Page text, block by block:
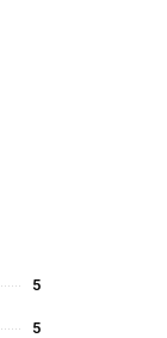
5
5